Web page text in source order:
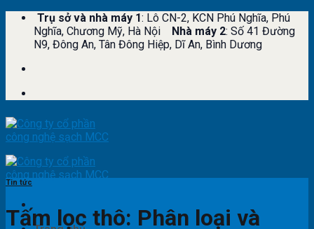
Skip
content
Trụ sở và nhà máy 1: Lô CN-2, KCN Phú Nghĩa, Phú
Nghĩa, Chương Mỹ, Hà Nội
Nhà máy 2: Số 41 Đường
N9, Đông An, Tân Đông Hiệp, Dĩ An, Bình Dương
Tin tức
Tấm lọc thô: Phân loại và